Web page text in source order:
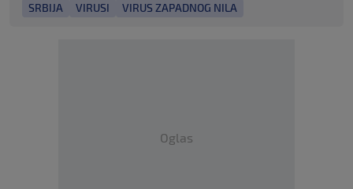
SRBIJA VIRUSI VIRUS ZAPADNOG NILA
Oglas